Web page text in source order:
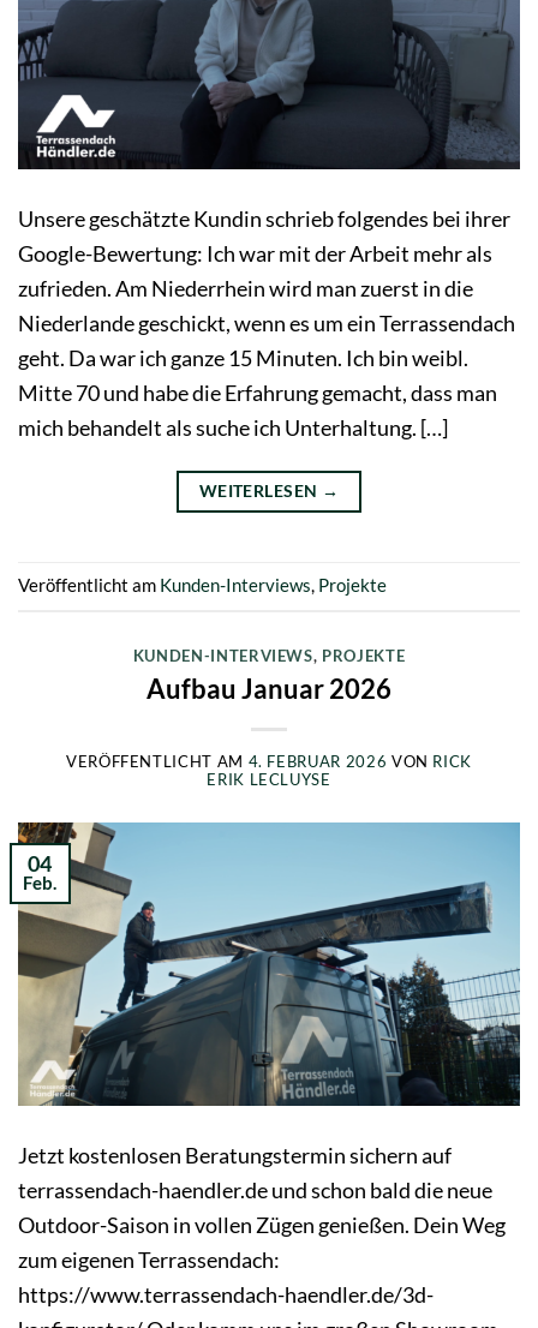
Unsere geschätzte Kundin schrieb folgendes bei ihrer
Google-Bewertung: Ich war mit der Arbeit mehr als
zufrieden. Am Niederrhein wird man zuerst in die
Niederlande geschickt, wenn es um ein Terrassendach
geht. Da war ich ganze 15 Minuten. Ich bin weibl.
Mitte 70 und habe die Erfahrung gemacht, dass man
mich behandelt als suche ich Unterhaltung. […]
WEITERLESEN →
Veröffentlicht am Kunden-Interviews, Projekte
KUNDEN-INTERVIEWS, PROJEKTE
Aufbau Januar 2026
VERÖFFENTLICHT AM 4. FEBRUAR 2026 VON RICK
ERIK LECLUYSE
04
Feb.
Jetzt kostenlosen Beratungstermin sichern auf
terrassendach-haendler.de und schon bald die neue
Outdoor-Saison in vollen Zügen genießen. Dein Weg
zum eigenen Terrassendach:
https://www.terrassendach-haendler.de/3d-